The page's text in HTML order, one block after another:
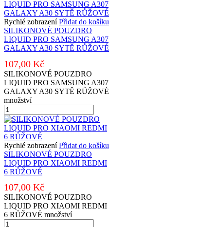
Rychlé zobrazení Přidat do košíku
SILIKONOVÉ POUZDRO
LIQUID PRO SAMSUNG A307
GALAXY A30 SYTĚ RŮŽOVÉ
107,00 Kč
SILIKONOVÉ POUZDRO
LIQUID PRO SAMSUNG A307
GALAXY A30 SYTĚ RŮŽOVÉ
množství
Rychlé zobrazení Přidat do košíku
SILIKONOVÉ POUZDRO
LIQUID PRO XIAOMI REDMI
6 RŮŽOVÉ
107,00 Kč
SILIKONOVÉ POUZDRO
LIQUID PRO XIAOMI REDMI
6 RŮŽOVÉ množství